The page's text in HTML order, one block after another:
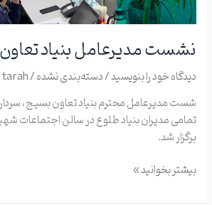
نشست مدیرعامل بنیاد
دیدگاه‌ خود را بنویسید/دسته‌بندی نشده/
tarah
شست مدیرعامل محترم بنیاد تعاون بسیج،
تمامی مدیران بنیاد طلوع در سالن اجتماعات
برگزار شد.
بیشتر بخوانید »